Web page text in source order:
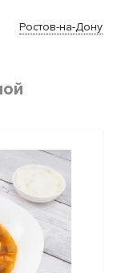
Ростов-на-Дону